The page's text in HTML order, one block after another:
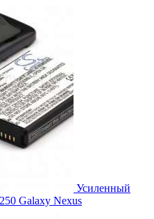
Усиленный
Galaxy Nexus